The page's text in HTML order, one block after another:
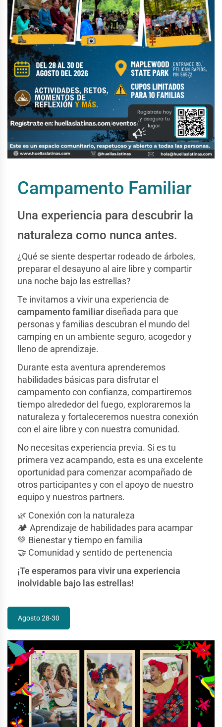
Campamento Familiar
Una experiencia para descubrir la
naturaleza como nunca antes.
¿Qué se siente despertar rodeado de árboles,
preparar el desayuno al aire libre y compartir
una noche bajo las estrellas?
Te invitamos a vivir una experiencia de
campamento familiardiseñada para que
personas y familias descubran el mundo del
camping en un ambiente seguro, acogedor y
lleno de aprendizaje.
Durante esta aventura aprenderemos
habilidades básicas para disfrutar el
campamento con confianza, compartiremos
tiempo alrededor del fuego, exploraremos la
naturaleza y fortaleceremos nuestra conexión
con el aire libre y con nuestra comunidad.
No necesitas experiencia previa. Si es tu
primera vez acampando, esta es una excelente
oportunidad para comenzar acompañado de
otros participantes y con el apoyo de nuestro
equipo y nuestros partners.
🌿 Conexión con la naturaleza
🏕️ Aprendizaje de habilidades para acampar
💚 Bienestar y tiempo en familia
🤝 Comunidad y sentido de pertenencia
¡Te esperamos para vivir una experiencia
inolvidable bajo las estrellas!
Agosto 28-30